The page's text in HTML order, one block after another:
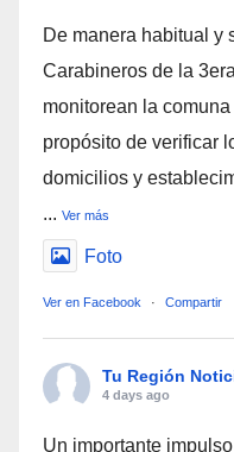
De manera habitual y
Carabineros de la
monitorean la
propósito de verificar
domicilios y
... Ver más
Foto
Ver en Facebook · Compartir
Tu Región
4 days ago
Un importante